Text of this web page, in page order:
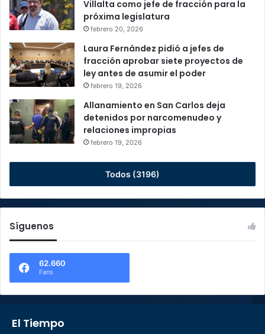
Villalta como jefe de fracción para la
próxima legislatura
febrero 20, 2026
Laura Fernández pidió a jefes de
fracción aprobar siete proyectos de
ley antes de asumir el poder
febrero 19, 2026
Allanamiento en San Carlos deja
detenidos por narcomenudeo y
relaciones impropias
febrero 19, 2026
Todos (3196)
Síguenos
62.660
Fans
El Tiempo